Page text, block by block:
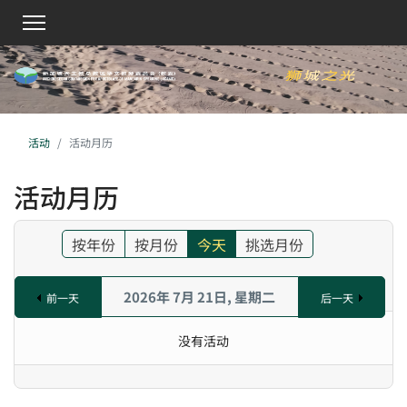
活动 活动月历
活动月历
按年份 按月份 今天 挑选月份
前一天 2026年 7月 21日, 星期二 后一天
没有活动